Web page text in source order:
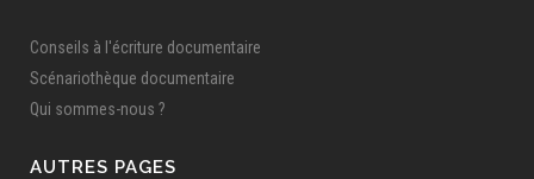
Conseils à l'écriture documentaire
Scénariothèque documentaire
Qui sommes-nous ?
AUTRES PAGES